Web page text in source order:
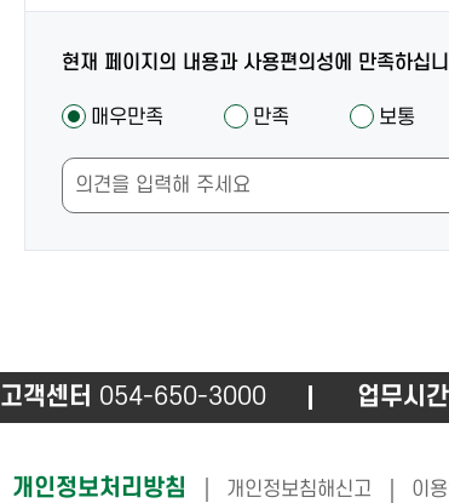
담
자
내
현재 페이지의 내용과 사용편의성에 만족하십
만
도
조
매우만족 만족 보통
고객센터 054-650-3000 업무시간
하
개인정보처리방침 개인정보침해신고 이